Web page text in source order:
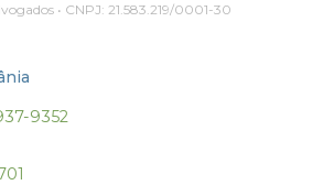
• CNPJ: 21.583.219/0001-30
9352